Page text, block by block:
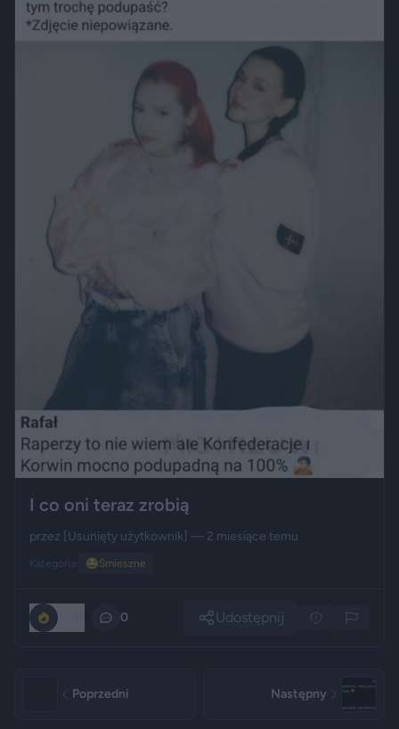
I co oni teraz zrobią
przez [Usunięty użytkownik] — 2 miesiące temu
Kategoria: 😂Śmieszne
0 Udostępnij
Poprzedni Następny